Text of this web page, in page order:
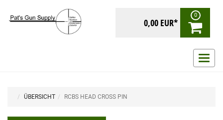
0,00 EUR*
0
ein-/
ÜBERSICHT RCBS HEAD CROSS PIN